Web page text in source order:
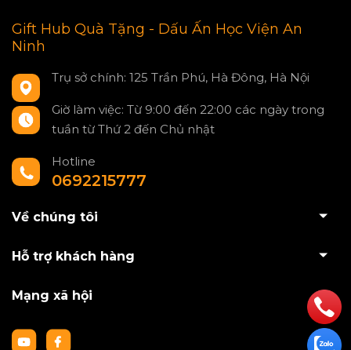
Gift Hub Quà Tặng - Dấu Ấn Học Viện An
Ninh
Trụ sở chính: 125 Trần Phú, Hà Đông, Hà Nội
Giờ làm việc: Từ 9:00 đến 22:00 các ngày trong
tuần từ Thứ 2 đến Chủ nhật
Hotline
0692215777
Về chúng tôi
Hỗ trợ khách hàng
Mạng xã hội